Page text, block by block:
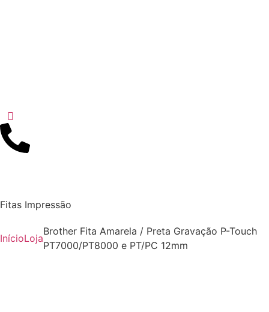
Fitas Impressão
InícioLoja
Brother Fita Amarela / Preta Gravação P-Touch
PT7000/PT8000 e PT/PC 12mm